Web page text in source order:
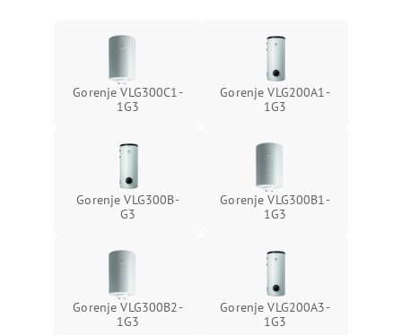
Gorenje VLG300C1-
1G3
Gorenje VLG200А1-
1G3
Gorenje VLG300B-
G3
Gorenje VLG300B1-
1G3
Gorenje VLG300B2-
1G3
Gorenje VLG200A3-
1G3